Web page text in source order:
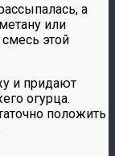
а
или
этой
и придают
огурца.
положить